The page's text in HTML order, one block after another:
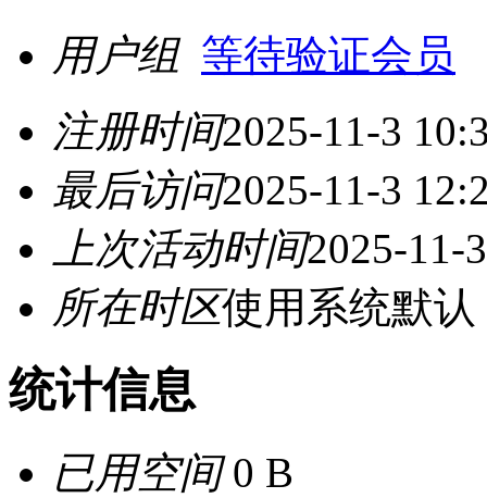
用户组 等待验证会员
注册时间2025-11-3
最后访问2025-11-3
上次活动时间2025-11-
所在时区使用系统默认
统计信息
已用空间0 B